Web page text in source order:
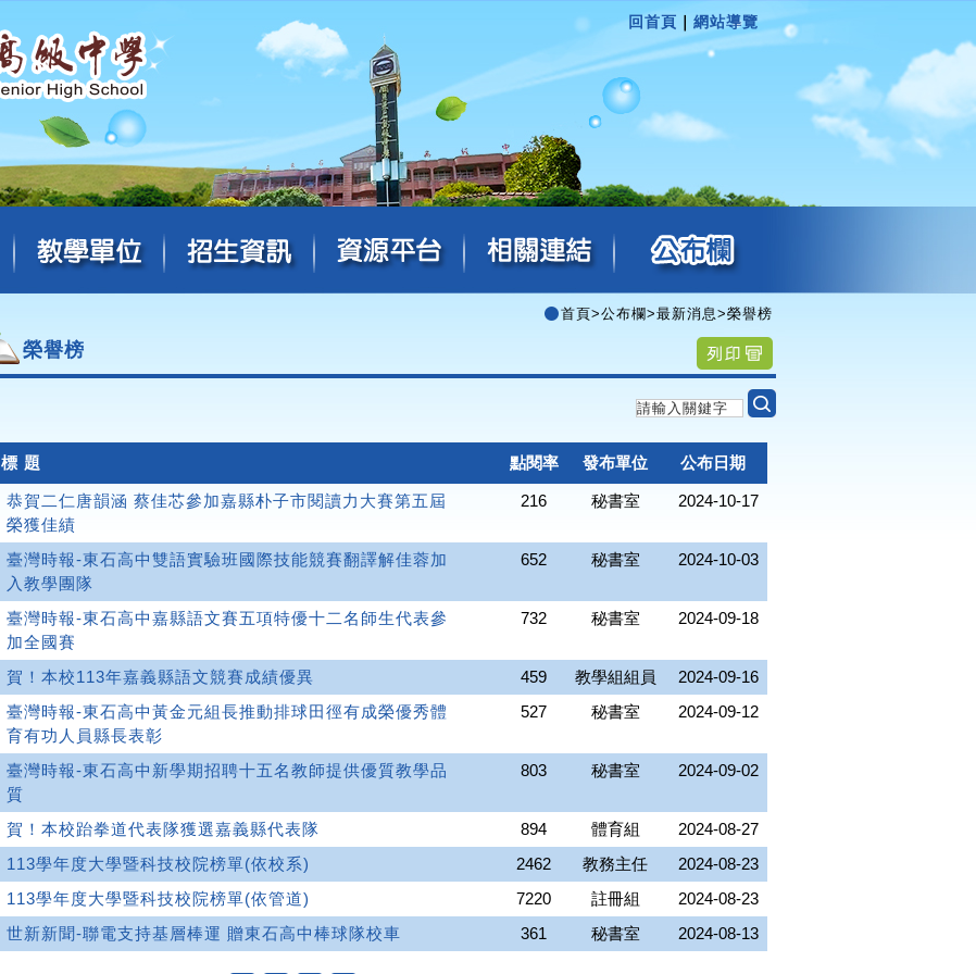
回首頁 網站導覽
首頁>公布欄>最新消息>榮譽榜
榮譽榜
標 題 公布日期
發布單位
點閱率
恭賀二仁唐韻涵 蔡佳芯參加嘉縣朴子市閱讀力大賽第五屆
榮獲佳績
2024-10-17
秘書室
216
臺灣時報-東石高中雙語實驗班國際技能競賽翻譯解佳蓉加
入教學團隊
2024-10-03
秘書室
652
臺灣時報-東石高中嘉縣語文賽五項特優十二名師生代表參
加全國賽
2024-09-18
秘書室
732
賀！本校113年嘉義縣語文競賽成績優異 2024-09-16
教學組組員
459
臺灣時報-東石高中黃金元組長推動排球田徑有成榮優秀體
育有功人員縣長表彰
2024-09-12
秘書室
527
臺灣時報-東石高中新學期招聘十五名教師提供優質教學品
質
2024-09-02
秘書室
803
賀！本校跆拳道代表隊獲選嘉義縣代表隊 2024-08-27
體育組
894
113學年度大學暨科技校院榜單(依校系)
2024-08-23
教務主任
2462
113學年度大學暨科技校院榜單(依管道)
2024-08-23
註冊組
7220
世新新聞-聯電支持基層棒運 贈東石高中棒球隊校車
2024-08-13
秘書室
361